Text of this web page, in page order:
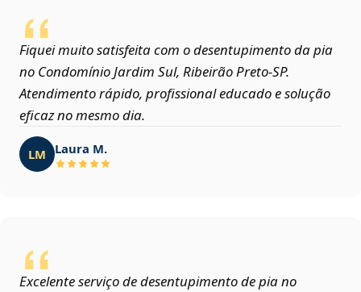
Fiquei muito satisfeita com o desentupimento da pia
no Condomínio Jardim Sul, Ribeirão Preto‑SP.
Atendimento rápido, profissional educado e solução
eficaz no mesmo dia.
LM Laura M.
Excelente serviço de desentupimento de pia no